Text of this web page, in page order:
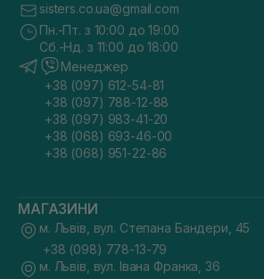
sisters.co.ua@gmail.com
Пн.-Пт. з 10:00 до 19:00
Сб.-Нд. з 11:00 до 18:00
Менеджер
+38 (097) 612-54-81
+38 (097) 788-12-88
+38 (097) 983-41-20
+38 (068) 693-46-00
+38 (068) 951-22-86
МАГАЗИНИ
м. Львів, вул. Степана Бандери, 45
+38 (098) 778-13-79
м. Львів, вул. Івана Франка, 36